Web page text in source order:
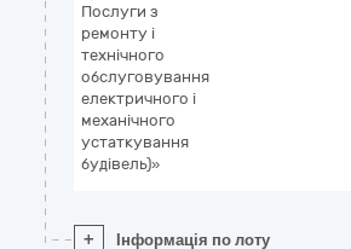
Послуги з
ремонту і
технічного
обслуговування
електричного і
механічного
устаткування
будівель)»
+ Інформація по лоту